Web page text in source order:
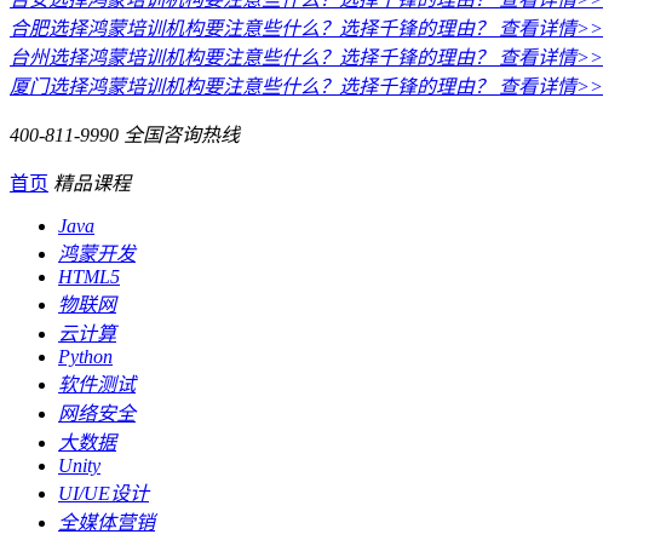
合肥选择鸿蒙培训机构要注意些什么？选择千锋的理由？
查看详情>>
台州选择鸿蒙培训机构要注意些什么？选择千锋的理由？
查看详情>>
厦门选择鸿蒙培训机构要注意些什么？选择千锋的理由？
查看详情>>
400-811-9990 全国咨询热线
首页 精品课程
Java
鸿蒙开发
HTML5
物联网
云计算
Python
软件测试
网络安全
大数据
Unity
UI/UE设计
全媒体营销